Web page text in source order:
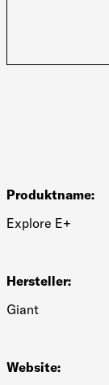
Produktname:
Explore E+
Hersteller:
Giant
Website: